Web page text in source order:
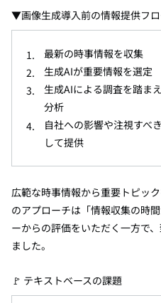
▼画像生成導入前の情報提供フ
最新の時事情報を収集
生成AIが重要情報を選定
生成AIによる調査を踏ま
分析
自社への影響や注視すべ
して提供
広範な時事情報から重要トピッ
のアプローチは「情報収集の時
ーからの評価をいただく一方で
ました。
🚩 テキストベースの課題